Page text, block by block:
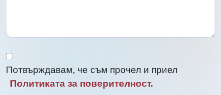
Потвърждавам, че съм прочел и приел
Политиката за поверителност.